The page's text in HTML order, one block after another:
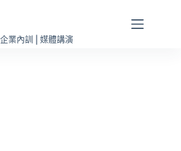
業內訓 | 媒體講演